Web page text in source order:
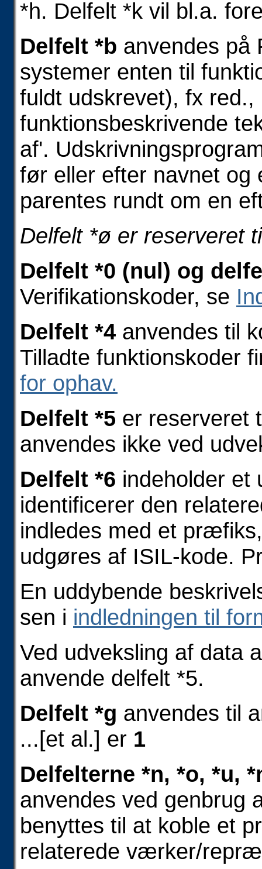
*h. Delfelt *k vil bl.a.
Delfelt *b anvendes på
systemer enten til
fuldt udskrevet), fx
funktionsbeskrivende
af'.
før eller efter navnet
parentes rundt om en
Delfelt *ø er reserveret
Delfelt *0 (nul) og
Verifikationskoder, se
Delfelt *4 anvendes til
Tilladte funktionskoder
for ophav.
Delfelt *5 er reserveret
anvendes ikke ved
Delfelt *6 indeholder et
identificerer den
indledes med et
udgøres af ISIL-kode.
En uddybende
sen i indledningen til
Ved udveksling af data
anvende delfelt *5.
Delfelt *g anvendes til
...[et al.] er 1
Delfelterne *n, *o, *u,
anvendes ved genbrug
benyttes til at koble et
relaterede værker/